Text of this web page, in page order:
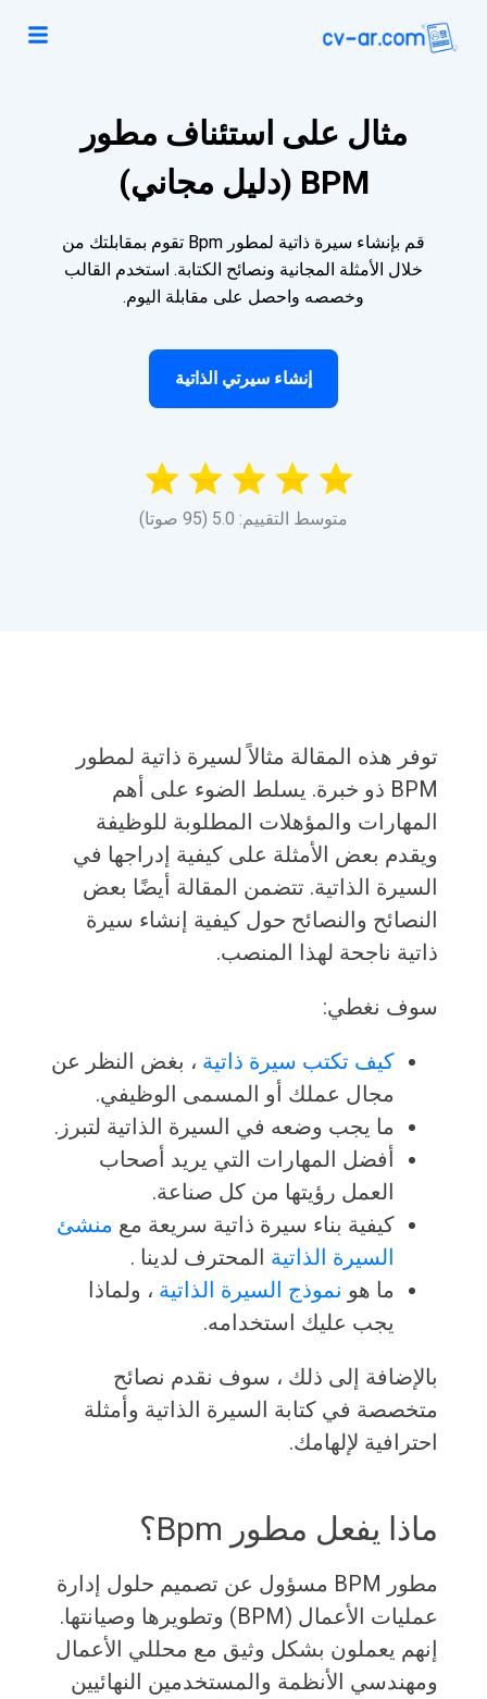
مثال على استئناف مطور
BPM (دليل مجاني)
قم بإنشاء سيرة ذاتية لمطور Bpm تقوم بمقابلتك من
خلال الأمثلة المجانية ونصائح الكتابة. استخدم القالب
وخصصه واحصل على مقابلة اليوم.
إنشاء سيرتي الذاتية
متوسط التقييم: 5.0 (95 صوتا)
توفر هذه المقالة مثالاً لسيرة ذاتية لمطور
BPM ذو خبرة. يسلط الضوء على أهم
المهارات والمؤهلات المطلوبة للوظيفة
ويقدم بعض الأمثلة على كيفية إدراجها في
السيرة الذاتية. تتضمن المقالة أيضًا بعض
النصائح والنصائح حول كيفية إنشاء سيرة
ذاتية ناجحة لهذا المنصب.
سوف نغطي:
كيف تكتب سيرة ذاتية ، بغض النظر عن
مجال عملك أو المسمى الوظيفي.
ما يجب وضعه في السيرة الذاتية لتبرز.
أفضل المهارات التي يريد أصحاب
العمل رؤيتها من كل صناعة.
كيفية بناء سيرة ذاتية سريعة مع منشئ
السيرة الذاتية المحترف لدينا .
ما هو نموذج السيرة الذاتية ، ولماذا
يجب عليك استخدامه.
بالإضافة إلى ذلك ، سوف نقدم نصائح
متخصصة في كتابة السيرة الذاتية وأمثلة
احترافية لإلهامك.
ماذا يفعل مطور Bpm؟
مطور BPM مسؤول عن تصميم حلول إدارة
عمليات الأعمال (BPM) وتطويرها وصيانتها.
إنهم يعملون بشكل وثيق مع محللي الأعمال
ومهندسي الأنظمة والمستخدمين النهائيين